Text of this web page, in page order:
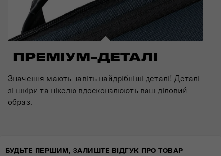
ПРЕМІУМ-ДЕТАЛІ
Значення мають навіть найдрібніші деталі! Деталі
зі шкіри та нікелю вдосконалюють ваш діловий
образ.
БУДЬТЕ ПЕРШИМ, ЗАЛИШТЕ ВІДГУК ПРО ТОВАР